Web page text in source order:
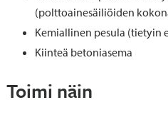
(polttoainesäiliöiden
Kemiallinen pesula (tietyin
Kiinteä betoniasema
Toimi näin